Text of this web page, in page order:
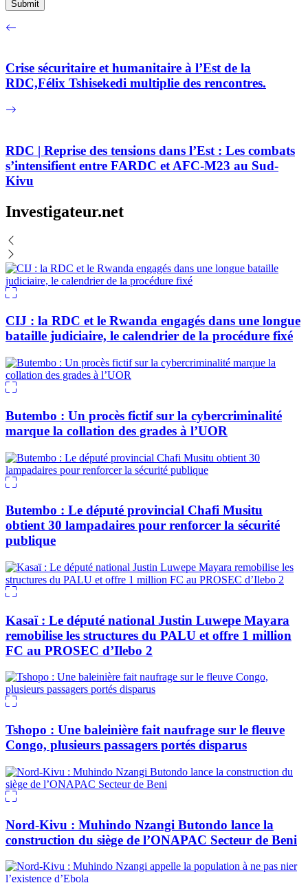
Crise sécuritaire et humanitaire à l’Est de la
RDC,Félix Tshisekedi multiplie des rencontres.
RDC | Reprise des tensions dans l’Est : Les combats
s’intensifient entre FARDC et AFC-M23 au Sud-
Kivu
Investigateur.net
CIJ : la RDC et le Rwanda engagés dans une longue
bataille judiciaire, le calendrier de la procédure fixé
Butembo : Un procès fictif sur la cybercriminalité
marque la collation des grades à l’UOR
Butembo : Le député provincial Chafi Musitu
obtient 30 lampadaires pour renforcer la sécurité
publique
Kasaï : Le député national Justin Luwepe Mayara
remobilise les structures du PALU et offre 1 million
FC au PROSEC d’Ilebo 2
Tshopo : Une baleinière fait naufrage sur le fleuve
Congo, plusieurs passagers portés disparus
Nord-Kivu : Muhindo Nzangi Butondo lance la
construction du siège de l’ONAPAC Secteur de Beni